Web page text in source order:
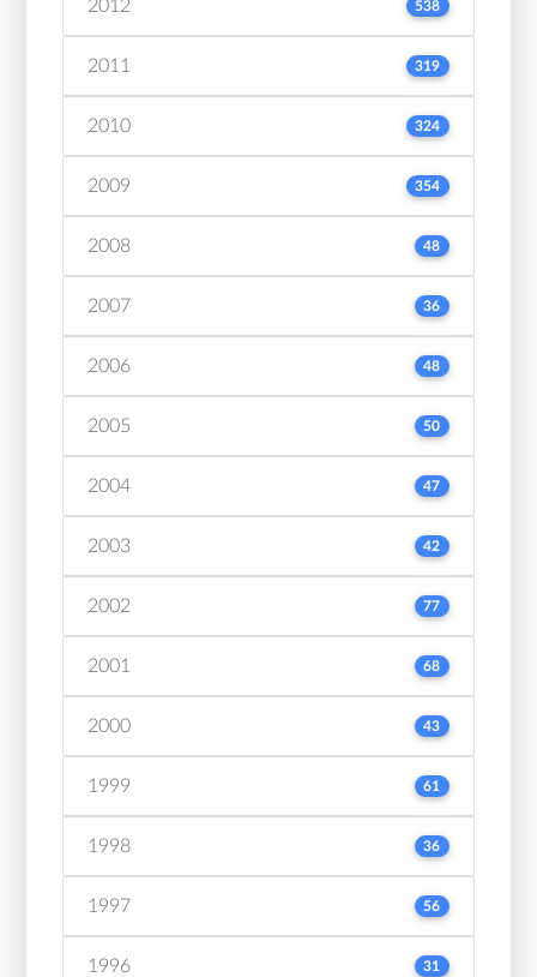
2012 538
2011 319
2010 324
2009 354
2008 48
2007 36
2006 48
2005 50
2004 47
2003 42
2002 77
2001 68
2000 43
1999 61
1998 36
1997 56
1996 31